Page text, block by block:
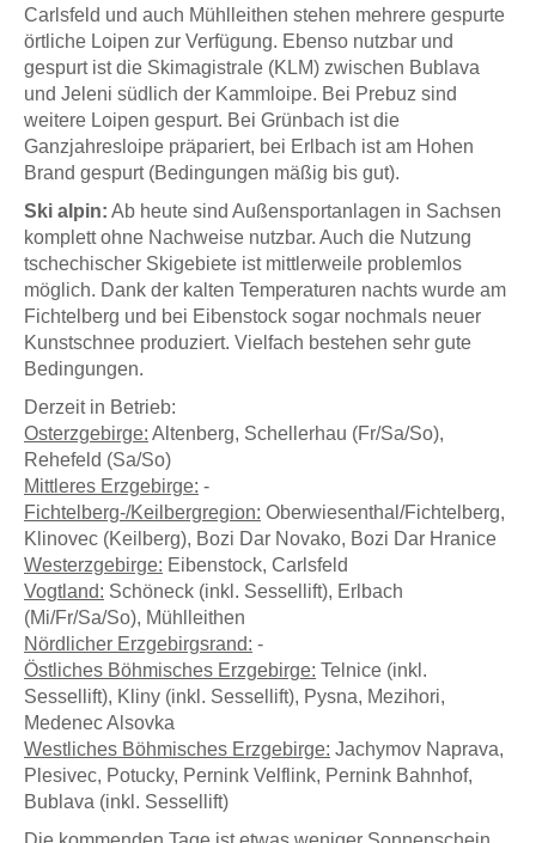
Carlsfeld und auch Mühlleithen stehen mehrere gespurte
örtliche Loipen zur Verfügung. Ebenso nutzbar und
gespurt ist die Skimagistrale (KLM) zwischen Bublava
und Jeleni südlich der Kammloipe. Bei Prebuz sind
weitere Loipen gespurt. Bei Grünbach ist die
Ganzjahresloipe präpariert, bei Erlbach ist am Hohen
Brand gespurt (Bedingungen mäßig bis gut).
Ski alpin: Ab heute sind Außensportanlagen in Sachsen
komplett ohne Nachweise nutzbar. Auch die Nutzung
tschechischer Skigebiete ist mittlerweile problemlos
möglich. Dank der kalten Temperaturen nachts wurde am
Fichtelberg und bei Eibenstock sogar nochmals neuer
Kunstschnee produziert. Vielfach bestehen sehr gute
Bedingungen.
Derzeit in Betrieb:
Osterzgebirge: Altenberg, Schellerhau (Fr/Sa/So),
Rehefeld (Sa/So)
Mittleres Erzgebirge: -
Fichtelberg-/Keilbergregion: Oberwiesenthal/Fichtelberg,
Klinovec (Keilberg), Bozi Dar Novako, Bozi Dar Hranice
Westerzgebirge: Eibenstock, Carlsfeld
Vogtland: Schöneck (inkl. Sessellift), Erlbach
(Mi/Fr/Sa/So), Mühlleithen
Nördlicher Erzgebirgsrand: -
Östliches Böhmisches Erzgebirge: Telnice (inkl.
Sessellift), Kliny (inkl. Sessellift), Pysna, Mezihori,
Medenec Alsovka
Westliches Böhmisches Erzgebirge: Jachymov Naprava,
Plesivec, Potucky, Pernink Velflink, Pernink Bahnhof,
Bublava (inkl. Sessellift)